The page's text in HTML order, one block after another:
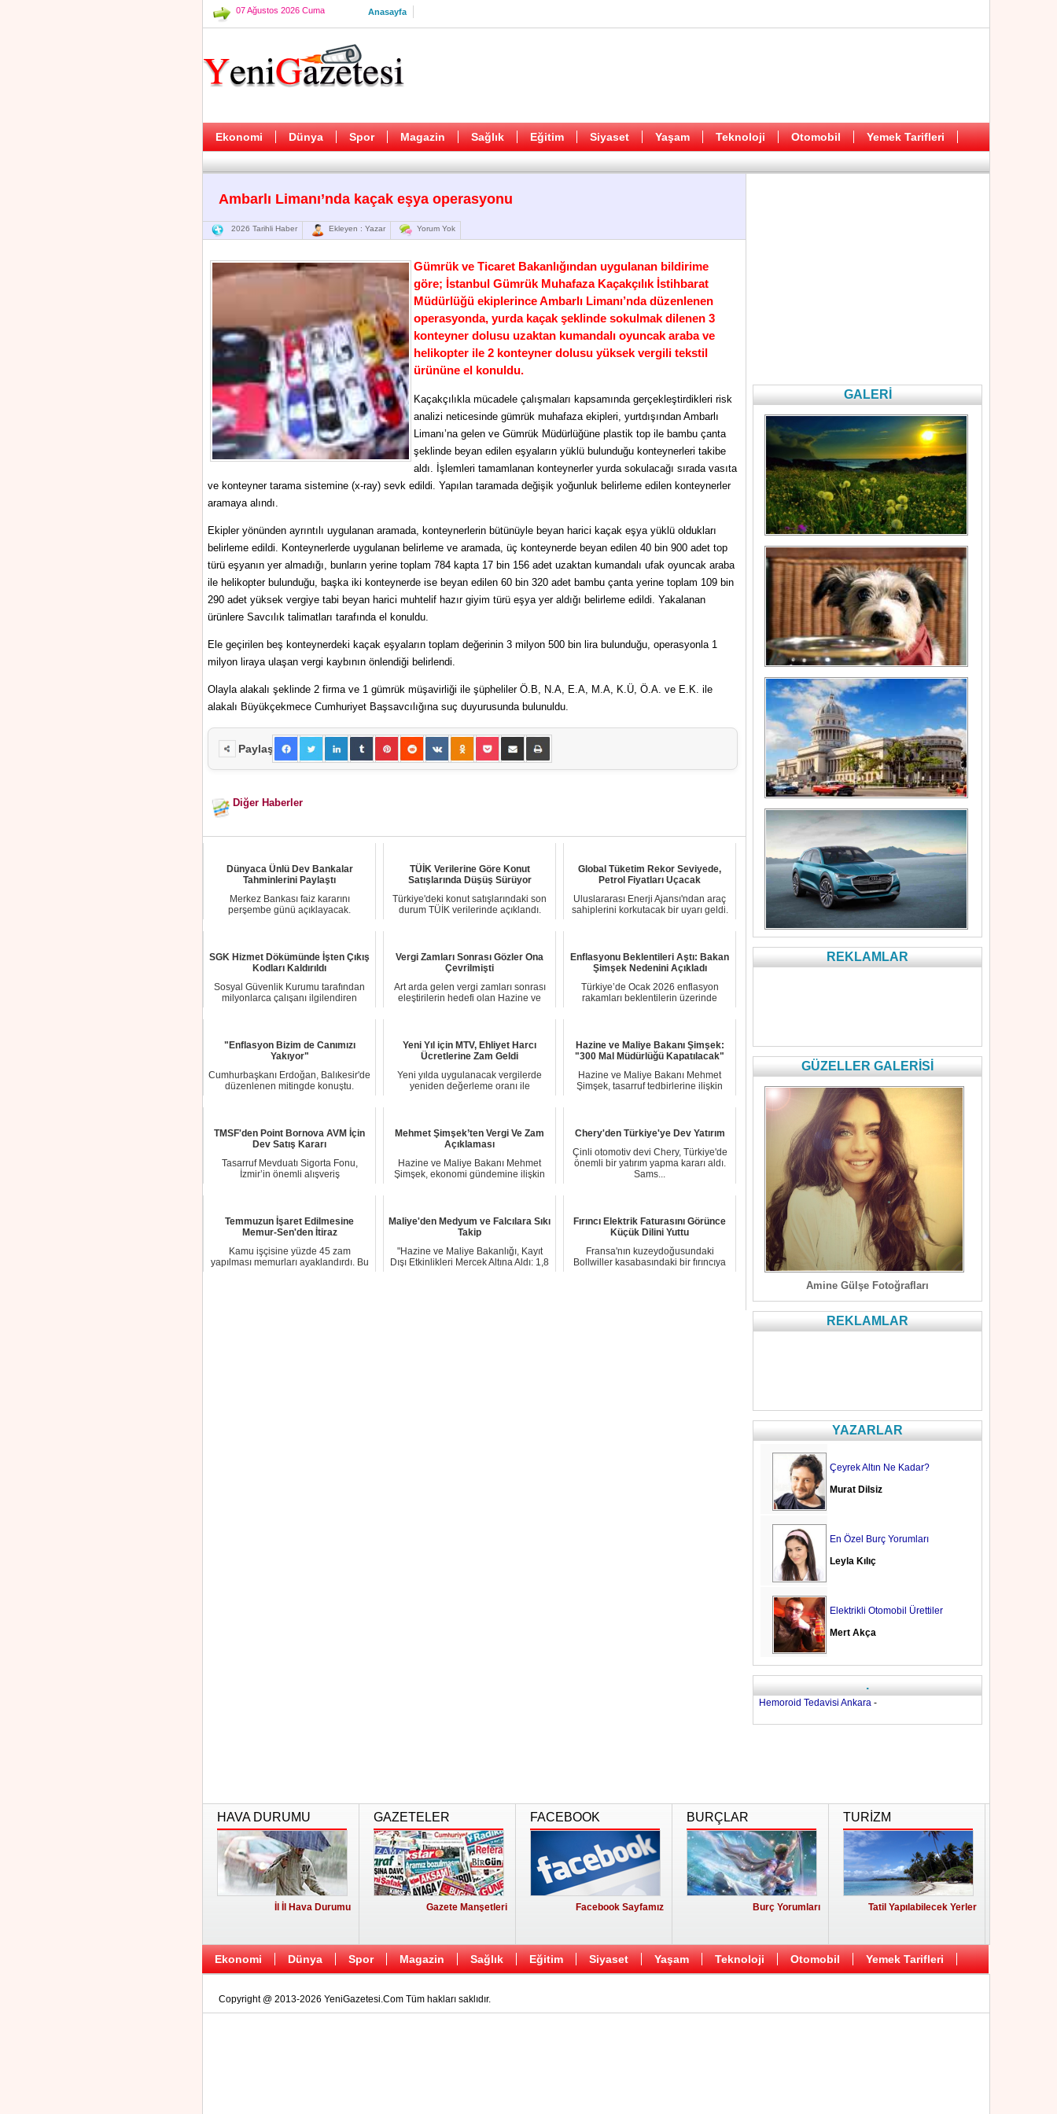
07 Ağustos 2026 Cuma Anasayfa
Ekonomi Dünya Spor Magazin Sağlık Eğitim Siyaset Yaşam Teknoloji Otomobil Yemek Tarifleri
Ambarlı Limanı’nda kaçak eşya operasyonu
2026 Tarihli Haber Ekleyen : Yazar Yorum Yok
Gümrük ve Ticaret Bakanlığından uygulanan bildirime
göre; İstanbul Gümrük Muhafaza Kaçakçılık İstihbarat
Müdürlüğü ekiplerince Ambarlı Limanı’nda düzenlenen
operasyonda, yurda kaçak şeklinde sokulmak dilenen 3
konteyner dolusu uzaktan kumandalı oyuncak araba ve
helikopter ile 2 konteyner dolusu yüksek vergili tekstil
ürününe el konuldu.
Kaçakçılıkla mücadele çalışmaları kapsamında gerçekleştirdikleri risk
analizi neticesinde gümrük muhafaza ekipleri, yurtdışından Ambarlı
Limanı’na gelen ve Gümrük Müdürlüğüne plastik top ile bambu çanta
şeklinde beyan edilen eşyaların yüklü bulunduğu konteynerleri takibe
aldı. İşlemleri tamamlanan konteynerler yurda sokulacağı sırada vasıta
ve konteyner tarama sistemine (x-ray) sevk edildi. Yapılan taramada değişik yoğunluk belirleme edilen konteynerler
aramaya alındı.
Ekipler yönünden ayrıntılı uygulanan aramada, konteynerlerin bütünüyle beyan harici kaçak eşya yüklü oldukları
belirleme edildi. Konteynerlerde uygulanan belirleme ve aramada, üç konteynerde beyan edilen 40 bin 900 adet top
türü eşyanın yer almadığı, bunların yerine toplam 784 kapta 17 bin 156 adet uzaktan kumandalı ufak oyuncak araba
ile helikopter bulunduğu, başka iki konteynerde ise beyan edilen 60 bin 320 adet bambu çanta yerine toplam 109 bin
290 adet yüksek vergiye tabi beyan harici muhtelif hazır giyim türü eşya yer aldığı belirleme edildi. Yakalanan
ürünlere Savcılık talimatları tarafında el konuldu.
Ele geçirilen beş konteynerdeki kaçak eşyaların toplam değerinin 3 milyon 500 bin lira bulunduğu, operasyonla 1
milyon liraya ulaşan vergi kaybının önlendiği belirlendi.
Olayla alakalı şeklinde 2 firma ve 1 gümrük müşavirliği ile şüpheliler Ö.B, N.A, E.A, M.A, K.Ü, Ö.A. ve E.K. ile
alakalı Büyükçekmece Cumhuriyet Başsavcılığına suç duyurusunda bulunuldu.
Paylaş
Diğer Haberler
Dünyaca Ünlü Dev Bankalar
Tahminlerini Paylaştı
Merkez Bankası faiz kararını
perşembe günü açıklayacak.
TÜİK Verilerine Göre Konut
Satışlarında Düşüş Sürüyor
Türkiye'deki konut satışlarındaki son
durum TÜİK verilerinde açıklandı.
Global Tüketim Rekor Seviyede,
Petrol Fiyatları Uçacak
Uluslararası Enerji Ajansı'ndan araç
sahiplerini korkutacak bir uyarı geldi.
SGK Hizmet Dökümünde İşten Çıkış
Kodları Kaldırıldı
Sosyal Güvenlik Kurumu tarafından
milyonlarca çalışanı ilgilendiren
Vergi Zamları Sonrası Gözler Ona
Çevrilmişti
Art arda gelen vergi zamları sonrası
eleştirilerin hedefi olan Hazine ve
Enflasyonu Beklentileri Aştı: Bakan
Şimşek Nedenini Açıkladı
Türkiye’de Ocak 2026 enflasyon
rakamları beklentilerin üzerinde
"Enflasyon Bizim de Canımızı
Yakıyor"
Cumhurbaşkanı Erdoğan, Balıkesir'de
düzenlenen mitingde konuştu.
Yeni Yıl için MTV, Ehliyet Harcı
Ücretlerine Zam Geldi
Yeni yılda uygulanacak vergilerde
yeniden değerleme oranı ile
Hazine ve Maliye Bakanı Şimşek:
"300 Mal Müdürlüğü Kapatılacak"
Hazine ve Maliye Bakanı Mehmet
Şimşek, tasarruf tedbirlerine ilişkin
TMSF'den Point Bornova AVM İçin
Dev Satış Kararı
Tasarruf Mevduatı Sigorta Fonu,
İzmir’in önemli alışveriş
Mehmet Şimşek’ten Vergi Ve Zam
Açıklaması
Hazine ve Maliye Bakanı Mehmet
Şimşek, ekonomi gündemine ilişkin
Chery'den Türkiye'ye Dev Yatırım
Çinli otomotiv devi Chery, Türkiye'de
önemli bir yatırım yapma kararı aldı.
Sams...
Temmuzun İşaret Edilmesine
Memur-Sen'den İtiraz
Kamu işçisine yüzde 45 zam
yapılması memurları ayaklandırdı. Bu
Maliye'den Medyum ve Falcılara Sıkı
Takip
"Hazine ve Maliye Bakanlığı, Kayıt
Dışı Etkinlikleri Mercek Altına Aldı: 1,8
Fırıncı Elektrik Faturasını Görünce
Küçük Dilini Yuttu
Fransa'nın kuzeydoğusundaki
Bollwiller kasabasındaki bir fırıncıya
GALERİ
REKLAMLAR
GÜZELLER GALERİSİ
Amine Gülşe Fotoğrafları
REKLAMLAR
YAZARLAR
Çeyrek Altın Ne Kadar?
Murat Dilsiz
En Özel Burç Yorumları
Leyla Kılıç
Elektrikli Otomobil Ürettiler
Mert Akça
.
Hemoroid Tedavisi Ankara -
HAVA DURUMU
İl İl Hava Durumu
GAZETELER
Gazete Manşetleri
FACEBOOK
Facebook Sayfamız
BURÇLAR
Burç Yorumları
TURİZM
Tatil Yapılabilecek Yerler
Ekonomi Dünya Spor Magazin Sağlık Eğitim Siyaset Yaşam Teknoloji Otomobil Yemek Tarifleri
Copyright @ 2013-2026 YeniGazetesi.Com Tüm hakları saklıdır.